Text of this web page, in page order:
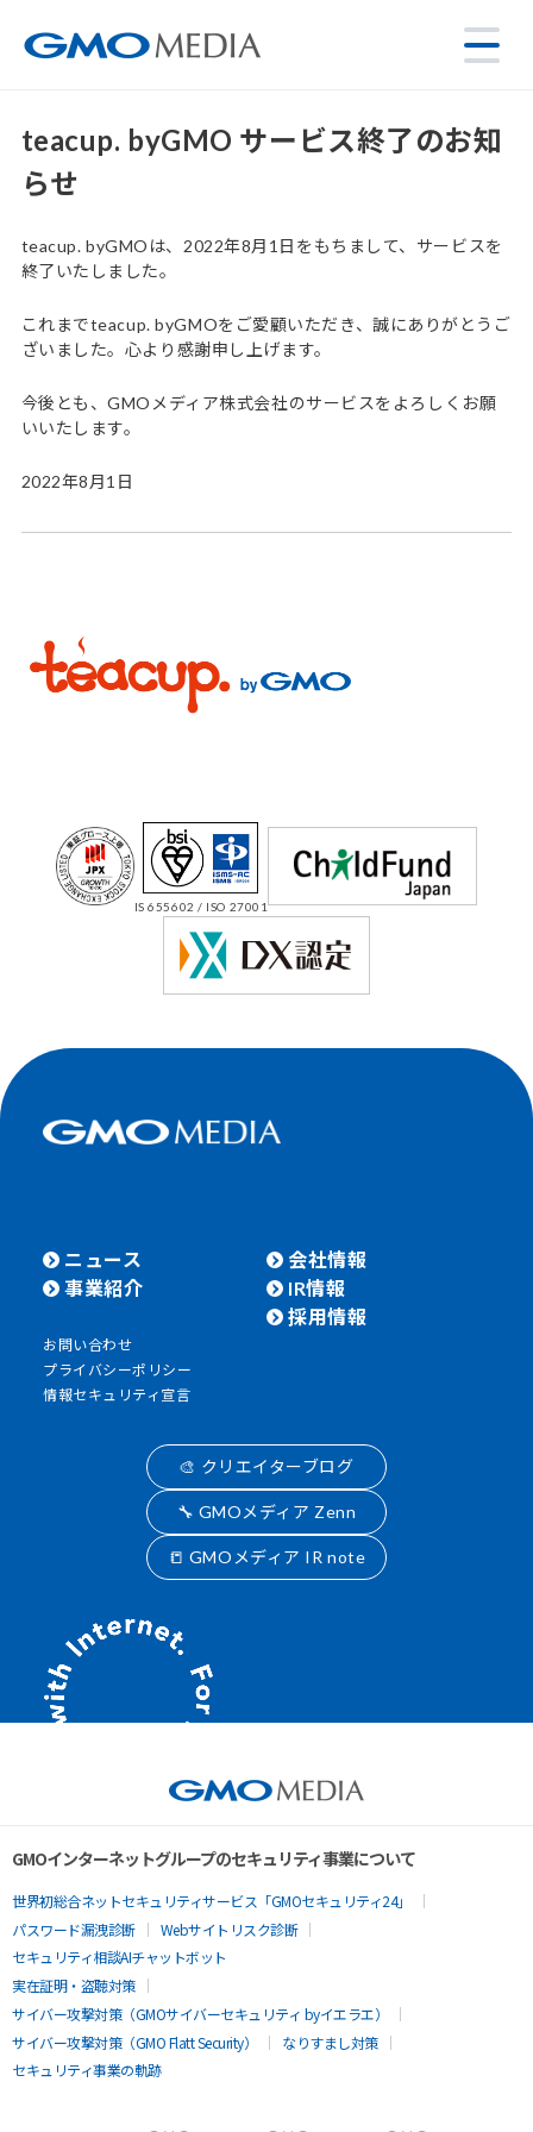
teacup. byGMO サービス終了のお知
らせ
teacup. byGMOは、2022年8月1日をもちまして、サービスを
終了いたしました。
これまでteacup. byGMOをご愛顧いただき、誠にありがとうご
ざいました。心より感謝申し上げます。
今後とも、GMOメディア株式会社のサービスをよろしくお願
いいたします。
2022年8月1日
IS 655602 / ISO 27001
ニュース
事業紹介
会社情報
IR情報
採用情報
お問い合わせ
プライバシーポリシー
情報セキュリティ宣言
🎨 クリエイターブログ
🔧 GMOメディア Zenn
📒 GMOメディア IR note
GMOインターネットグループのセキュリティ事業について
世界初総合ネットセキュリティサービス「GMOセキュリティ24」
パスワード漏洩診断
Webサイトリスク診断
セキュリティ相談AIチャットボット
実在証明・盗聴対策
サイバー攻撃対策（GMOサイバーセキュリティ byイエラエ）
サイバー攻撃対策（GMO Flatt Security）
なりすまし対策
セキュリティ事業の軌跡